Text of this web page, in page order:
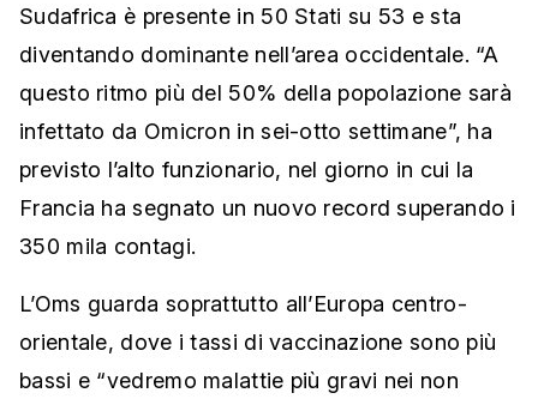
Sudafrica è presente in 50 Stati su 53 e sta
diventando dominante nell’area occidentale. “A
questo ritmo più del 50% della popolazione sarà
infettato da Omicron in sei-otto settimane”, ha
previsto l’alto funzionario, nel giorno in cui la
Francia ha segnato un nuovo record superando i
350 mila contagi.
L’Oms guarda soprattutto all’Europa centro-
orientale, dove i tassi di vaccinazione sono più
bassi e “vedremo malattie più gravi nei non